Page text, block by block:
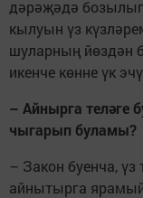
дәрәҗәдә
кылуын үз
шуларның йөздән
икенче көнне үк
– Айнырга теләге
чыгарып буламы?
– Закон буенча,
айнытырга